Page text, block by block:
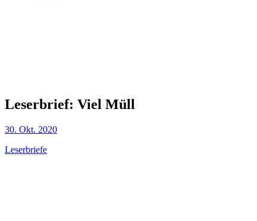
Leserbrief: Viel Müll
30. Okt. 2020
Leserbriefe